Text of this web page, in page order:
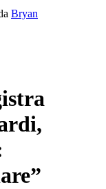
Bryan